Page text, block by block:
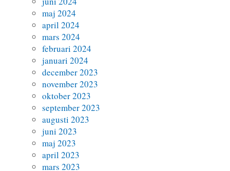
maj 2024
april 2024
mars 2024
februari 2024
januari 2024
december 2023
november 2023
oktober 2023
september 2023
augusti 2023
juni 2023
maj 2023
april 2023
mars 2023